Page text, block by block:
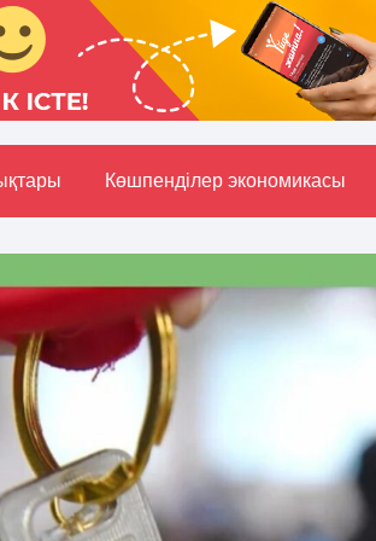
Көшпенділер экономикасы